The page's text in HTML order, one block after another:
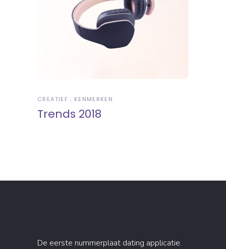
CREATIEF KENMERKEN
Trends 2018
De eerste nummerplaat dating applicatie.